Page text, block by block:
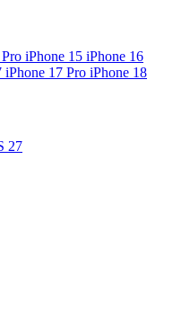
iPhone 15 iPhone 16
iPhone 17 Pro iPhone 18
27